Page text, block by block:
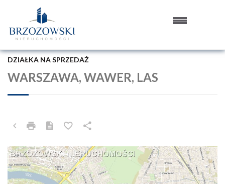
WARSZAWA, WAWER, LAS
DZIAŁKA NA SPRZEDAŻ